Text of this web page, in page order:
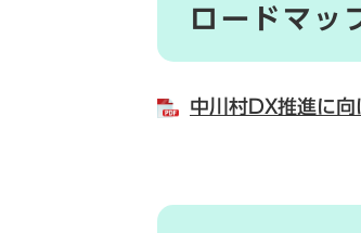
ロードマッ
中川村DX推進に